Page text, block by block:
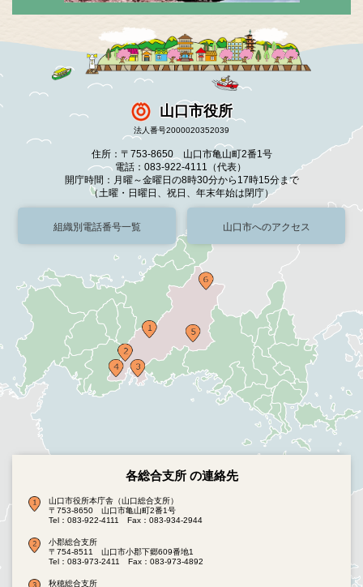
山口市役所
法人番号2000020352039
住所：〒753-8650 山口市亀山町2番1号
電話：083-922-4111（代表）
開庁時間：月曜～金曜日の8時30分から17時15分まで
（土曜・日曜日、祝日、年末年始は閉庁）
組織別電話番号一覧 山口市へのアクセス
各総合支所 の連絡先
山口市役所本庁舎（山口総合支所）
〒753-8650 山口市亀山町2番1号
Tel：083-922-4111
Fax：083-934-2944
小郡総合支所
〒754-8511 山口市小郡下郷609番地1
Tel：083-973-2411
Fax：083-973-4892
秋穂総合支所